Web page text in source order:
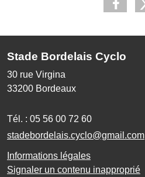
Stade Bordelais Cyclo
30 rue Virgina
33200 Bordeaux
Tél. : 05 56 00 72 60
stadebordelais.cyclo@gmail.com
Informations légales
Signaler un contenu inapproprié